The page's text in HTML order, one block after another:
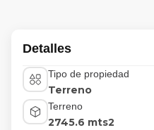
Detalles
Tipo de propiedad
Terreno
Terreno
2745.6 mts2